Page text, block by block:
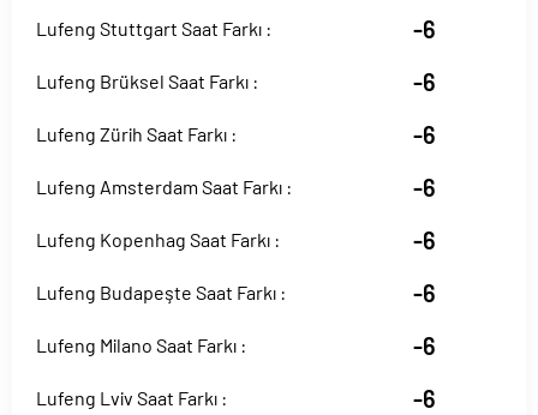
Lufeng Stuttgart Saat Farkı : -6
Lufeng Brüksel Saat Farkı : -6
Lufeng Zürih Saat Farkı : -6
Lufeng Amsterdam Saat Farkı : -6
Lufeng Kopenhag Saat Farkı : -6
Lufeng Budapeşte Saat Farkı : -6
Lufeng Milano Saat Farkı : -6
Lufeng Lviv Saat Farkı : -6